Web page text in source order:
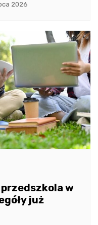
2026
w
już